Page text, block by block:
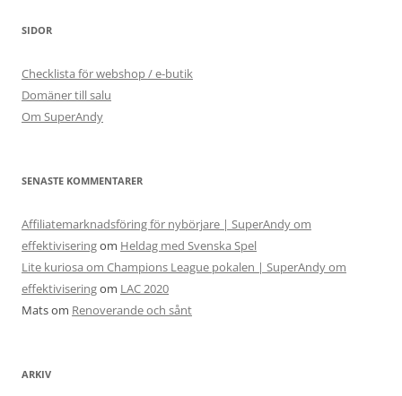
SIDOR
Checklista för webshop / e-butik
Domäner till salu
Om SuperAndy
SENASTE KOMMENTARER
Affiliatemarknadsföring för nybörjare | SuperAndy om
effektiviseringom Heldag med Svenska Spel
Lite kuriosa om Champions League pokalen | SuperAndy om
effektiviseringom LAC 2020
Matsom Renoverande och sånt
ARKIV